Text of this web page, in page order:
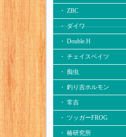
・ ZBC
・ ダイワ
・ Double.H
・ チェイスベイツ
・ 痴虫
・ 釣り吉ホルモン
・ 常吉
・ ツッガーFROG
・ 椿研究所